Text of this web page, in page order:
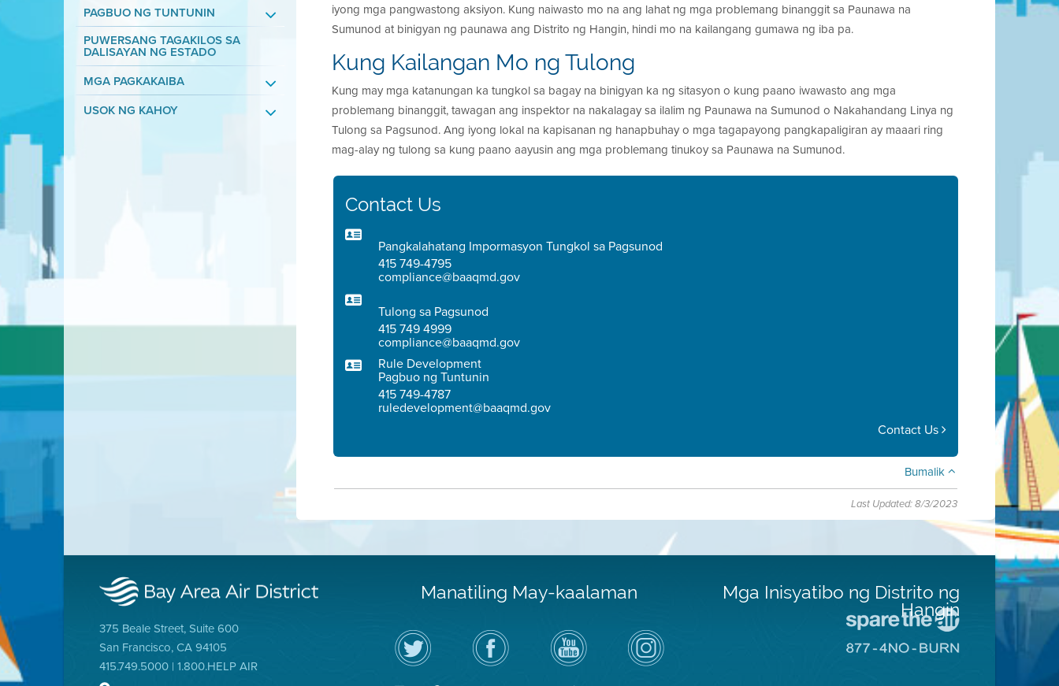
PAGBUO NG TUNTUNIN
PUWERSANG TAGAKILOS SA
DALISAYAN NG ESTADO
MGA PAGKAKAIBA
USOK NG KAHOY
iyong mga pangwastong aksiyon. Kung naiwasto mo na ang lahat ng mga problemang binanggit sa Paunawa na
Sumunod at binigyan ng paunawa ang Distrito ng Hangin, hindi mo na kailangang gumawa ng iba pa.
Kung Kailangan Mo ng Tulong
Kung may mga katanungan ka tungkol sa bagay na binigyan ka ng sitasyon o kung paano iwawasto ang mga
problemang binanggit, tawagan ang inspektor na nakalagay sa ilalim ng Paunawa na Sumunod o Nakahandang Linya ng
Tulong sa Pagsunod. Ang iyong lokal na kapisanan ng hanapbuhay o mga tagapayong pangkapaligiran ay maaari ring
mag-alay ng tulong sa kung paano aayusin ang mga problemang tinukoy sa Paunawa na Sumunod.
Contact Us
Pangkalahatang Impormasyon Tungkol sa Pagsunod
415 749-4795
compliance@baaqmd.gov
Tulong sa Pagsunod
415 749 4999
compliance@baaqmd.gov
Rule Development
Pagbuo ng Tuntunin
415 749-4787
ruledevelopment@baaqmd.gov
Contact Us
Bumalik
Last Updated: 8/3/2023
375 Beale Street, Suite 600
San Francisco, CA 94105
415.749.5000 | 1.800.HELP AIR
Manatiling May-kaalaman
I-
follow
ang
Air
Bisitahin
ang
Page
sa
Channel
sa
YouTube
ng
Air
District
on
Instagram
Mga Inisyatibo ng Distrito ng
Hangin
Pumunta
sa